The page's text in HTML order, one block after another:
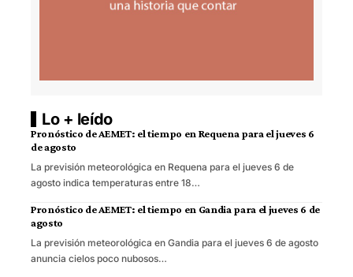
Lo + leído
Pronóstico de AEMET: el tiempo en Requena para el jueves 6
de agosto
La previsión meteorológica en Requena para el jueves 6 de
agosto indica temperaturas entre 18…
Pronóstico de AEMET: el tiempo en Gandia para el jueves 6 de
agosto
La previsión meteorológica en Gandia para el jueves 6 de agosto
anuncia cielos poco nubosos…